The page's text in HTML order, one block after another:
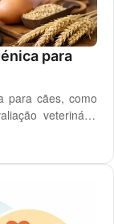
para
para cães, como
veterinária